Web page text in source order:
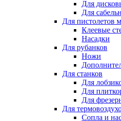
Для
Для
Для пистолетов
Клеевые
Насадки
Для рубанков
Ножи
Для станков
Для
Для
Для
Для
Сопла и